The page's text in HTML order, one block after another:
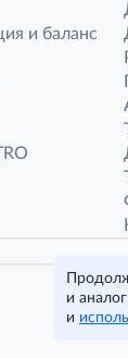
и баланс
и
и